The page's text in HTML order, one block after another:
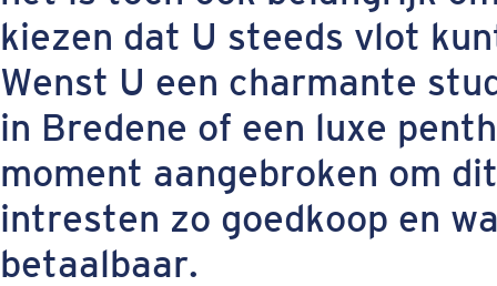
kiezen dat U steeds vlot
Wenst U een charmante
in Bredene of een luxe
moment aangebroken om
intresten zo goedkoop en
betaalbaar.